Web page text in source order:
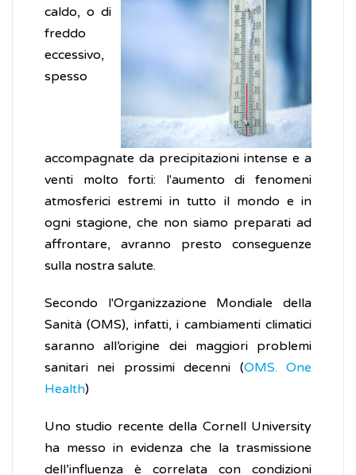
caldo, o di
freddo
eccessivo,
spesso
accompagnate da precipitazioni intense e a
venti molto forti: l'aumento di fenomeni
atmosferici estremi in tutto il mondo e in
ogni stagione, che non siamo preparati ad
affrontare, avranno presto conseguenze
sulla nostra salute.
Secondo l'Organizzazione Mondiale della
Sanità (OMS), infatti, i cambiamenti climatici
saranno all’origine dei maggiori problemi
sanitari nei prossimi decenni (OMS. One
Health)
Uno studio recente della Cornell University
ha messo in evidenza che la trasmissione
dell’influenza è correlata con condizioni